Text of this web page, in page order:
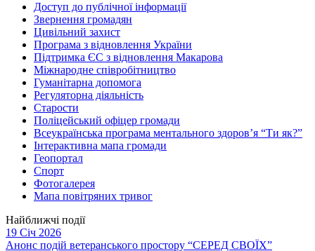
Доступ до публічної інформації
Звернення громадян
Цивільний захист
Програма з відновлення України
Підтримка ЄС з відновлення Макарова
Міжнародне співробітництво
Гуманітарна допомога
Регуляторна діяльність
Старости
Поліцейський офіцер громади
Всеукраїнська програма ментального здоров’я “Ти як?”
Інтерактивна мапа громади
Геопортал
Спорт
Фотогалерея
Мапа повітряних тривог
Найближчі події
19 Січ 2026
Анонс подій ветеранського простору “СЕРЕД СВОЇХ”